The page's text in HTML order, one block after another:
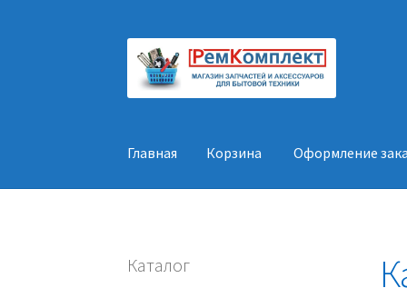
Перейти
навигации
Перейти
содержимому
Главная Корзина Оформление
Каталог